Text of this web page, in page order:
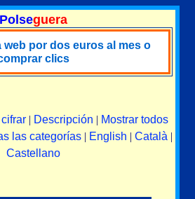
Polseguera
web por dos euros al mes o
clics
| Descripción | Mostrar todos
las categorías| English | Català |
Castellano